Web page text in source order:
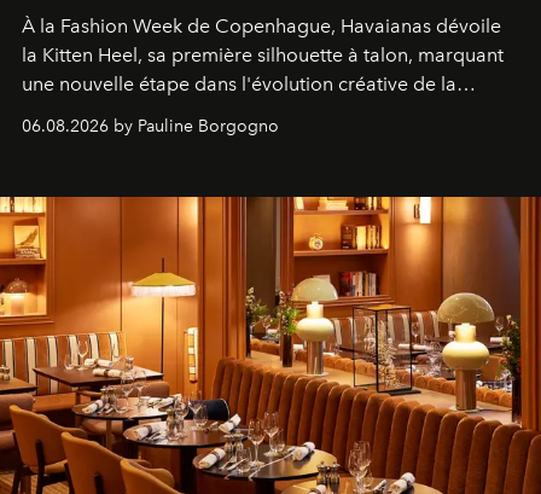
À la Fashion Week de Copenhague, Havaianas dévoile
la Kitten Heel, sa première silhouette à talon, marquant
une nouvelle étape dans l'évolution créative de la
06.08.2026 by Pauline Borgogno